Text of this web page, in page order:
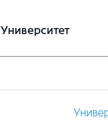
Университет